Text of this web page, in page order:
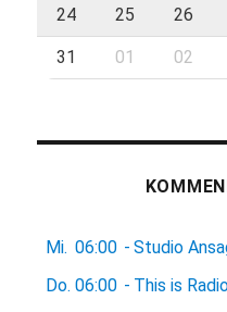
24 25 26
31 01 02
Mi. 06:00 - Studio
Do. 06:00 - This is